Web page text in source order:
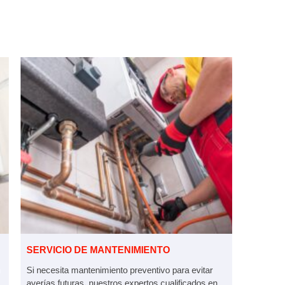
SERVICIO DE MANTENIMIENTO
Si necesita mantenimiento preventivo para evitar
averías futuras, nuestros expertos cualificados en